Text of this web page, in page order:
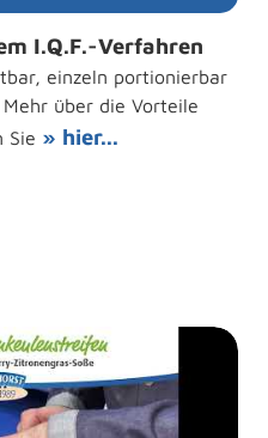
I.Q.F.-Verfahren
einzeln portionierbar
über die Vorteile
Sie » hier...